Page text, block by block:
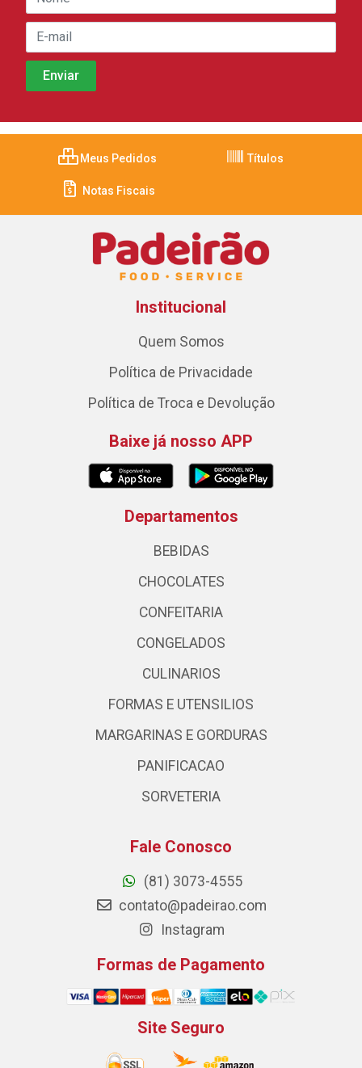
Meus Pedidos Títulos
Notas Fiscais
Institucional
Quem Somos
Política de Privacidade
Política de Troca e Devolução
Baixe já nosso APP
Departamentos
BEBIDAS
CHOCOLATES
CONFEITARIA
CONGELADOS
CULINARIOS
FORMAS E UTENSILIOS
MARGARINAS E GORDURAS
PANIFICACAO
SORVETERIA
Fale Conosco
(81) 3073-4555
contato@padeirao.com
Instagram
Formas de Pagamento
Site Seguro